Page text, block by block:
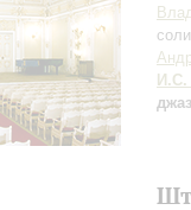
И.С.